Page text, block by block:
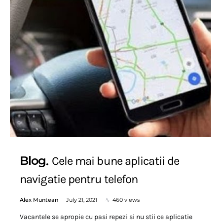
Blog Cele mai bune aplicatii de
navigatie pentru telefon
Alex Muntean July 21, 2021 460 views
Vacantele se apropie cu pasi repezi si nu stii ce aplicatie